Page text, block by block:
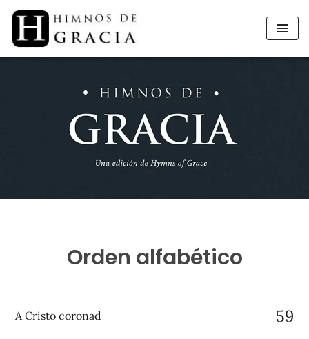
Saltar
Orden alfabético
A Cristo coronad 59